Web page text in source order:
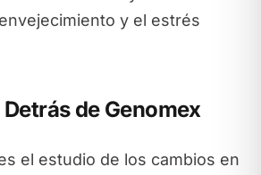
y el estrés
de Genomex
el estudio de los cambios en